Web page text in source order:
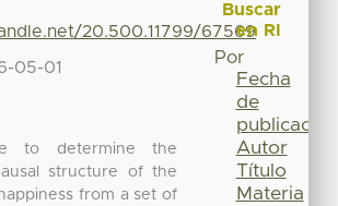
20.500.11799/67569
05-01
to determine the
structure of the
from a set of
Buscar
en RI
Por
Fecha
de
publicación
Autor
Título
Materia